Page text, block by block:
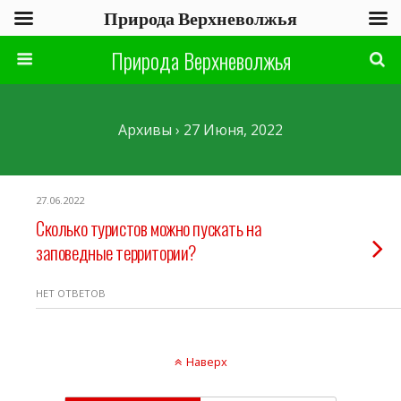
Природа Верхневолжья
Архивы › 27 Июня, 2022
27.06.2022
Сколько туристов можно пускать на
заповедные территории?
НЕТ ОТВЕТОВ
Наверх
Природа Верхневолжья